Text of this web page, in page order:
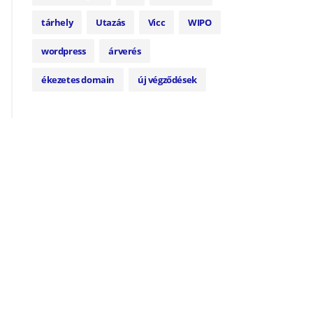
tárhely Utazás Vicc WIPO
wordpress árverés
ékezetes domain új végződések